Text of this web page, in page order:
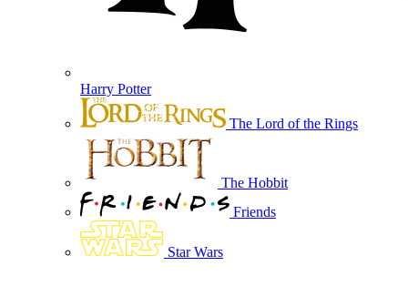
Harry Potter
The Lord of the Rings
The Hobbit
Friends
Star Wars